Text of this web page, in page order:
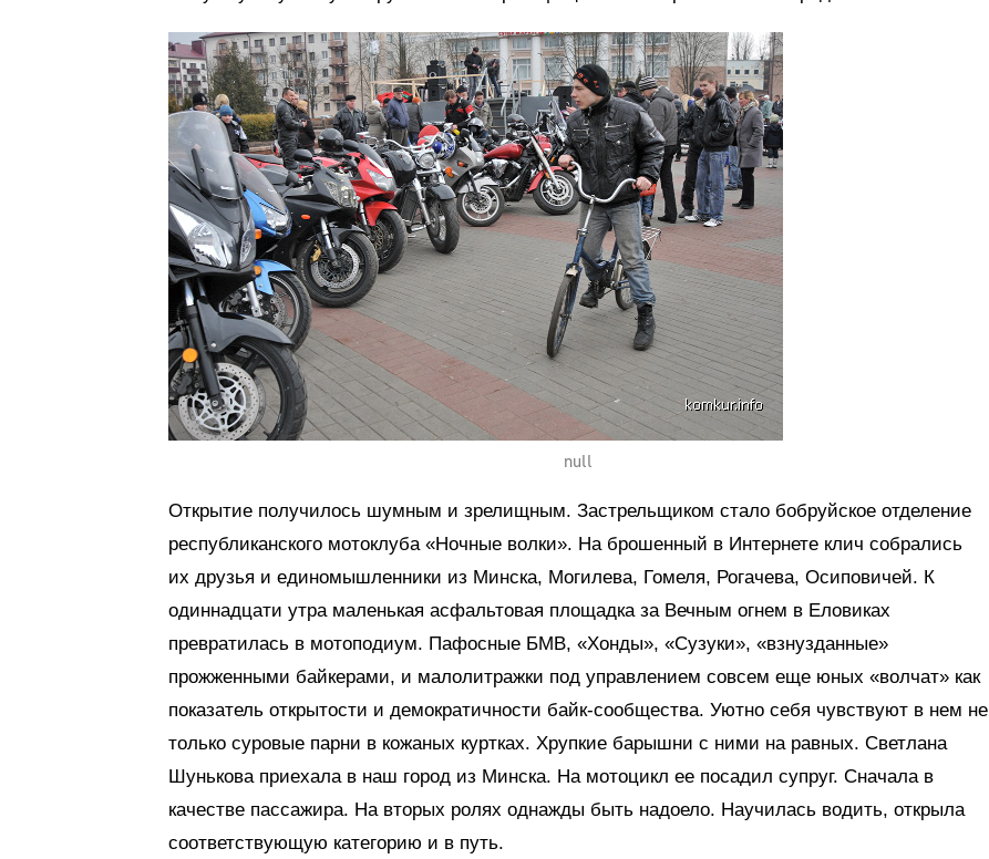
null
Открытие получилось шумным и зрелищным. Застрельщиком стало бобруйское отделение
республиканского мотоклуба «Ночные волки». На брошенный в Интернете клич собрались
их друзья и единомышленники из Минска, Могилева, Гомеля, Рогачева, Осиповичей. К
одиннадцати утра маленькая асфальтовая площадка за Вечным огнем в Еловиках
превратилась в мотоподиум. Пафосные БМВ, «Хонды», «Сузуки», «взнузданные»
прожженными байкерами, и малолитражки под управлением совсем еще юных «волчат» как
показатель открытости и демократичности байк-сообщества. Уютно себя чувствуют в нем не
только суровые парни в кожаных куртках. Хрупкие барышни с ними на равных. Светлана
Шунькова приехала в наш город из Минска. На мотоцикл ее посадил супруг. Сначала в
качестве пассажира. На вторых ролях однажды быть надоело. Научилась водить, открыла
соответствующую категорию и в путь.